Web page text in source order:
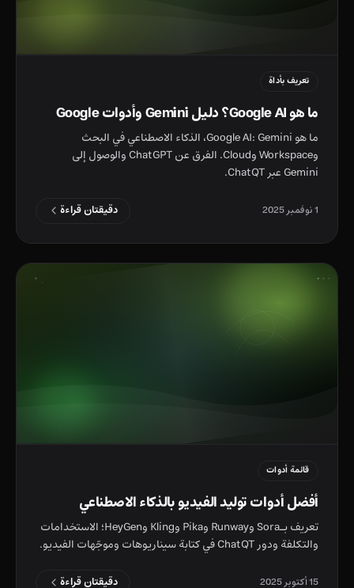
تعريف بأداة
ما هو Google AI؟ دليل Gemini وأدوات Google
ما هو Google AI: Gemini، الذكاء الاصطناعي في البحث
وWorkspace وCloud. الفرق عن ChatGPT والوصول إلى
Gemini عبر ChatQT.
1 نوفمبر 2025 دقيقتان قراءة
قائمة أدوات
أفضل أدوات توليد الفيديو بالذكاء الاصطناعي
تعريف بـSora وRunway وPika وKling وHeyGen؛ الاستخدامات
والتكلفة ودور ChatQT في كتابة سيناريوهات وموجّهات الفيديو.
15 أكتوبر 2025 دقيقتان قراءة